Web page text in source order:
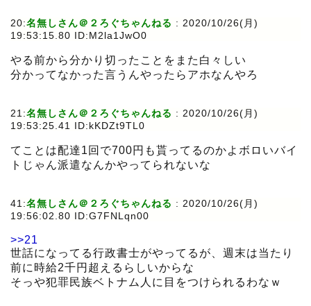
20:名無しさん＠２ろぐちゃんねる : 2020/10/26(月)
19:53:15.80 ID:M2la1JwO0
やる前から分かり切ったことをまた白々しい
分かってなかった言うんやったらアホなんやろ
21:名無しさん＠２ろぐちゃんねる : 2020/10/26(月)
19:53:25.41 ID:kKDZt9TL0
てことは配達1回で700円も貰ってるのかよボロいバイ
トじゃん派遣なんかやってられないな
41:名無しさん＠２ろぐちゃんねる : 2020/10/26(月)
19:56:02.80 ID:G7FNLqn00
>>21
世話になってる行政書士がやってるが、週末は当たり
前に時給2千円超えるらしいからな
そっや犯罪民族ベトナム人に目をつけられるわなｗ